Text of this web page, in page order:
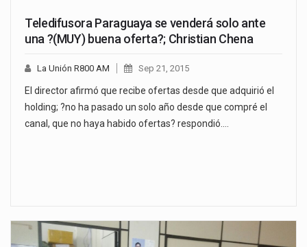
Teledifusora Paraguaya se venderá solo ante
una ?(MUY) buena oferta?; Christian Chena
La Unión R800 AM Sep 21, 2015
El director afirmó que recibe ofertas desde que adquirió el
holding; ?no ha pasado un solo año desde que compré el
canal, que no haya habido ofertas? respondió.…